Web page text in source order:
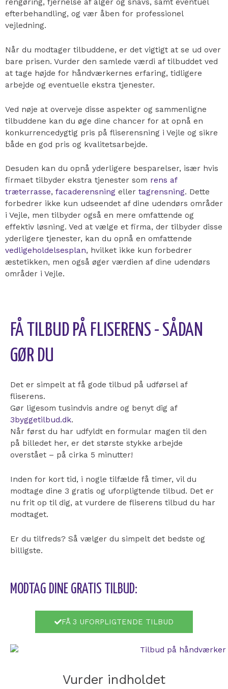
rengøring, fjernelse af alger og snavs, samt eventuel
efterbehandling, og vær åben for professionel
vejledning.
Når du modtager tilbuddene, er det vigtigt at se ud over
bare prisen. Vurder den samlede værdi af tilbuddet ved
at tage højde for håndværkernes erfaring, tidligere
arbejde og eventuelle ekstra tjenester.
Ved nøje at overveje disse aspekter og sammenligne
tilbuddene kan du øge dine chancer for at opnå en
konkurrencedygtig pris på fliserensning i Vejle og sikre
både en god pris og kvalitetsarbejde.
Desuden kan du opnå yderligere besparelser, især hvis
firmaet tilbyder ekstra tjenester som rens af
træterrasse, facaderensning eller tagrensning. Dette
forbedrer ikke kun udseendet af dine udendørs områder
i Vejle, men tilbyder også en mere omfattende og
effektiv løsning. Ved at vælge et firma, der tilbyder disse
yderligere tjenester, kan du opnå en omfattende
vedligeholdelsesplan, hvilket ikke kun forbedrer
æstetikken, men også øger værdien af dine udendørs
områder i Vejle.
FÅ TILBUD PÅ FLISERENS - SÅDAN
GØR DU
Det er simpelt at få gode tilbud på udførsel af
fliserens.
Gør ligesom tusindvis andre og benyt dig af
3byggetilbud.dk.
Når først du har udfyldt en formular magen til den
på billedet her, er det største stykke arbejde
overstået – på cirka 5 minutter!
Inden for kort tid, i nogle tilfælde få timer, vil du
modtage dine 3 gratis og uforpligtende tilbud. Det er
nu frit op til dig, at vurdere de fliserens tilbud du har
modtaget.
Er du tilfreds? Så vælger du simpelt det bedste og
billigste.
MODTAG DINE GRATIS TILBUD:
FÅ 3 UFORPLIGTENDE TILBUD
Vurder indholdet